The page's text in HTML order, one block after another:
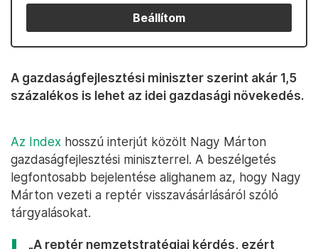
Beállítom
A gazdaságfejlesztési miniszter szerint akár 1,5
százalékos is lehet az idei gazdasági növekedés.
Az Index hosszú interjút közölt Nagy Márton
gazdaságfejlesztési miniszterrel. A beszélgetés
legfontosabb bejelentése alighanem az, hogy Nagy
Márton vezeti a reptér visszavásárlásáról szóló
tárgyalásokat.
„A reptér nemzetstratégiai kérdés, ezért